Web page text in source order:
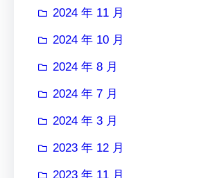
2024 年 11 月
2024 年 10 月
2024 年 8 月
2024 年 7 月
2024 年 3 月
2023 年 12 月
2023 年 11 月